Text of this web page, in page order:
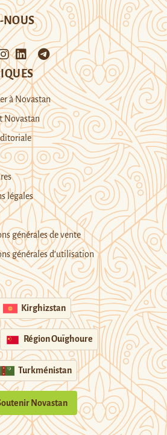
NOUS
à Novastan
Novastan
légales
générales de vente
générales d’utilisation
Kirghizstan
Région Ouïghoure
Turkménistan
Novastan